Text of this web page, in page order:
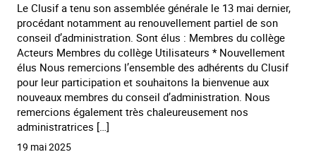
Le Clusif a tenu son assemblée générale le 13 mai dernier,
procédant notamment au renouvellement partiel de son
conseil d’administration. Sont élus : Membres du collège
Acteurs Membres du collège Utilisateurs * Nouvellement
élus Nous remercions l’ensemble des adhérents du Clusif
pour leur participation et souhaitons la bienvenue aux
nouveaux membres du conseil d’administration. Nous
remercions également très chaleureusement nos
administratrices […]
19 mai 2025